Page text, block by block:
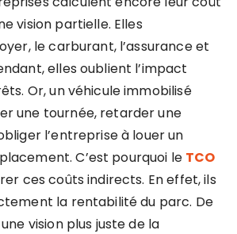
vision partielle. Elles
le carburant, l’assurance et
elles oublient l’impact
Or, un véhicule immobilisé
une tournée, retarder une
l’entreprise à louer un
C’est pourquoi le TCO
ces coûts indirects. En effet, ils
la rentabilité du parc. De
vision plus juste de la